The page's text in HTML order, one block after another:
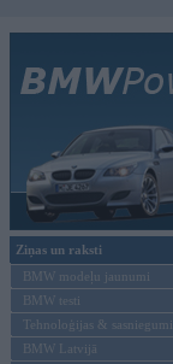
Ziņas un raksti
BMW modeļu jaunumi
BMW testi
Tehnoloģijas & sasniegumi
BMW Latvijā